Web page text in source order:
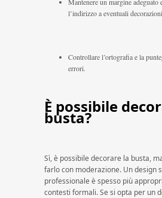
l’indirizzo a eventuali
Controllare l’ortografia e la
errori.
È possibile
busta?
Sì, è possibile decorare la busta,
farlo con moderazione. Un design
professionale è spesso più
contesti formali. Se si opta per un